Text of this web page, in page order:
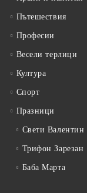
Пътешествия
Професии
Весели терлици
Култура
Спорт
Празници
Свети Валентин
Трифон Зарезан
Баба Марта